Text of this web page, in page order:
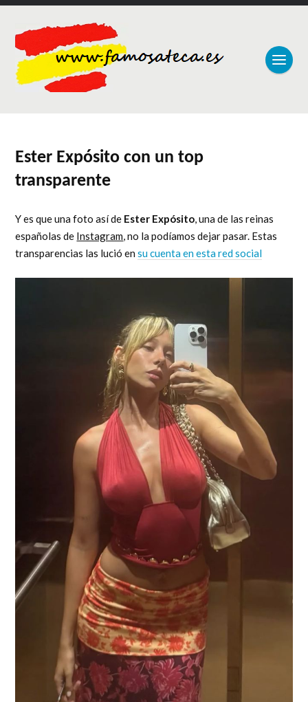
Ester Expósito con un top
transparente
Y es que una foto así de Ester Expósito, una de las reinas
españolas de Instagram, no la podíamos dejar pasar. Estas
transparencias las lució ensu cuenta en esta red social